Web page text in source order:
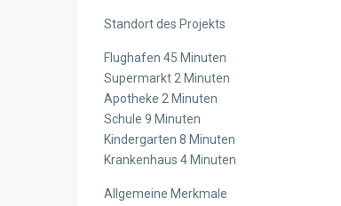
Standort des Projekts
Flughafen 45 Minuten
Supermarkt 2 Minuten
Apotheke 2 Minuten
Schule 9 Minuten
Kindergarten 8 Minuten
Krankenhaus 4 Minuten
Allgemeine Merkmale